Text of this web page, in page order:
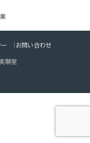
ー お問い合わせ
験室